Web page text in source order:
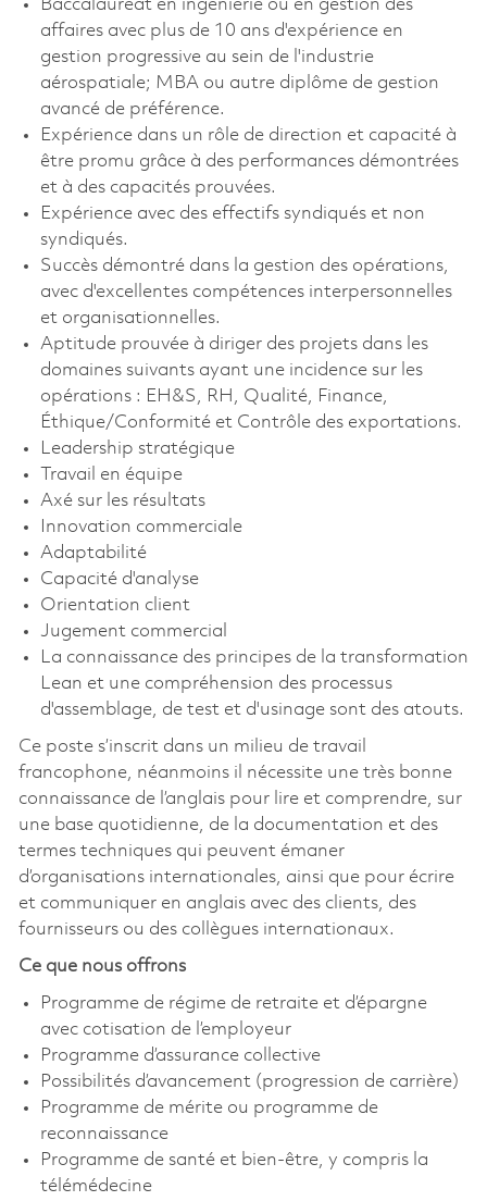
Baccalauréat en ingénierie ou en gestion des
affaires avec plus de 10 ans d'expérience en
gestion progressive au sein de l'industrie
aérospatiale; MBA ou autre diplôme de gestion
avancé de préférence.
Expérience dans un rôle de direction et capacité à
être promu grâce à des performances démontrées
et à des capacités prouvées.
Expérience avec des effectifs syndiqués et non
syndiqués.
Succès démontré dans la gestion des opérations,
avec d'excellentes compétences interpersonnelles
et organisationnelles.
Aptitude prouvée à diriger des projets dans les
domaines suivants ayant une incidence sur les
opérations : EH&S, RH, Qualité, Finance,
Éthique/Conformité et Contrôle des exportations.
Leadership stratégique
Travail en équipe
Axé sur les résultats
Innovation commerciale
Adaptabilité
Capacité d'analyse
Orientation client
Jugement commercial
La connaissance des principes de la transformation
Lean et une compréhension des processus
d'assemblage, de test et d'usinage sont des atouts.
Ce poste s’inscrit dans un milieu de travail
francophone, néanmoins il nécessite une très bonne
connaissance de l’anglais pour lire et comprendre, sur
une base quotidienne, de la documentation et des
termes techniques qui peuvent émaner
d’organisations internationales, ainsi que pour écrire
et communiquer en anglais avec des clients, des
fournisseurs ou des collègues internationaux.
Ce que nous offrons
Programme de régime de retraite et d’épargne
avec cotisation de l’employeur
Programme d’assurance collective
Possibilités d’avancement (progression de carrière)
Programme de mérite ou programme de
reconnaissance
Programme de santé et bien-être, y compris la
télémédecine